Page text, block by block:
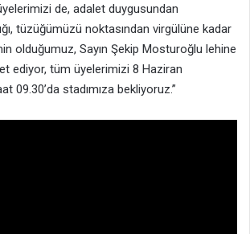
de, adalet duygusundan
tüzüğümüzü noktasından virgülüne kadar
olduğumuz, Sayın Şekip Mosturoğlu lehine
ediyor, tüm üyelerimizi 8 Haziran
09.30’da stadımıza bekliyoruz.”